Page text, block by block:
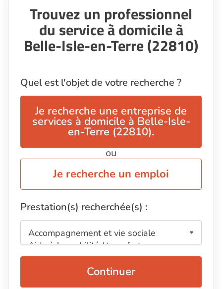
Trouvez un professionnel
du service à domicile à
Belle-Isle-en-Terre (22810)
Quel est l'objet de votre recherche ?
Je recherche une entreprise de
services à domicile à Belle-Isle-
en-Terre (22810).
ou
Je recherche un emploi
Prestation(s) recherchée(s) :
Continuer